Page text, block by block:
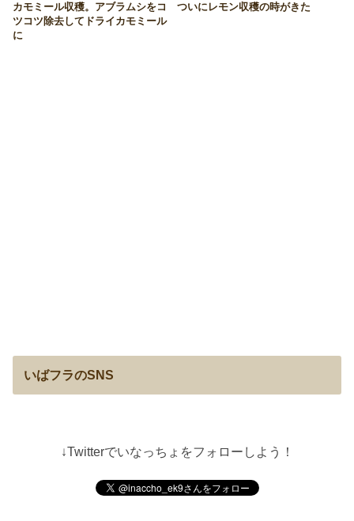
カモミール収穫。アブラムシをコ
ツコツ除去してドライカモミール
に
ついにレモン収穫の時がきた
いばフラのSNS
↓Twitterでいなっちょをフォローしよう！